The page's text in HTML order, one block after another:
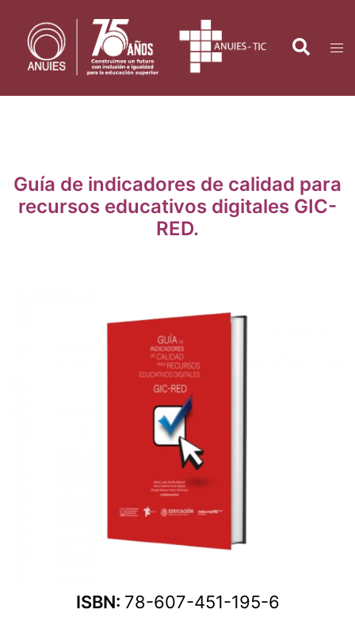
contenido
Search
Guía de indicadores de calidad para
recursos educativos digitales GIC-
RED.
ISBN: 78-607-451-195-6